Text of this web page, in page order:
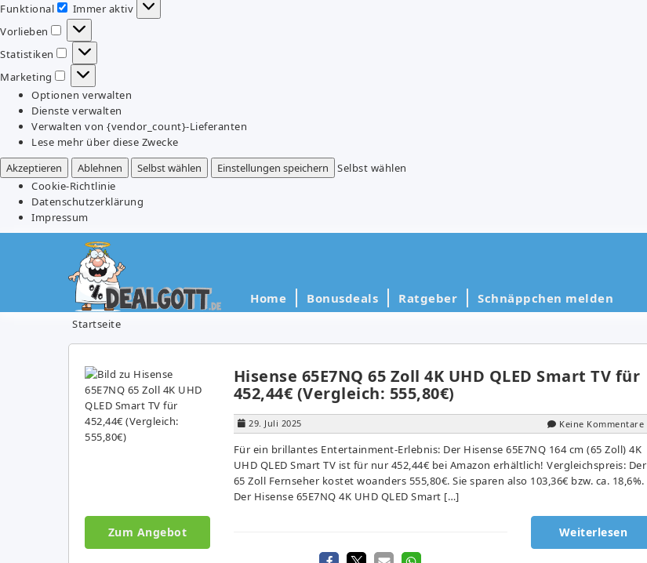
Funktional
Funktional
Immer aktiv
Vorlieben
Vorlieben
Statistiken
Statistiken
Marketing
Marketing
Optionen verwalten
Dienste verwalten
Verwalten von {vendor_count}-Lieferanten
Lese mehr über diese Zwecke
Akzeptieren
Ablehnen Selbst wählen Einstellungen speichern
Selbst wählen
Cookie-Richtlinie
Datenschutzerklärung
Impressum
Home Bonusdeals Ratgeber Schnäppchen melden
Startseite
Hisense 65E7NQ 65 Zoll 4K UHD QLED Smart TV für
452,44€ (Vergleich: 555,80€)
29. Juli 2025 Keine Kommentare
Für ein brillantes Entertainment-Erlebnis: Der Hisense 65E7NQ 164 cm (65 Zoll) 4K
UHD QLED Smart TV ist für nur 452,44€ bei Amazon erhältlich! Vergleichspreis: Der
65 Zoll Fernseher kostet woanders 555,80€. Sie sparen also 103,36€ bzw. ca. 18,6%.
Der Hisense 65E7NQ 4K UHD QLED Smart […]
Zum Angebot Weiterlesen